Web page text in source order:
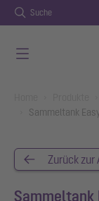
Suche
Sammeltank
Zurück
Sammeltank